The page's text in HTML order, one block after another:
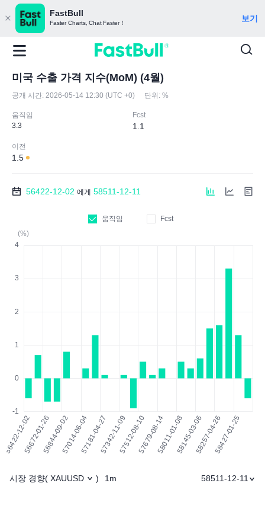
FastBull
Faster Charts, Chat Faster！ 보기
미국 수출 가격 지수(MoM) (4월)
공개 시간: 2026-05-14 12:30 (UTC +0) 단위: %
움직임
3.3
Fcst
1.1
이전
1.5
56422-12-02 에게 58511-12-11
움직임
Fcst
(%)
시장 경향( XAUUSD ) 1m 58511-12-11